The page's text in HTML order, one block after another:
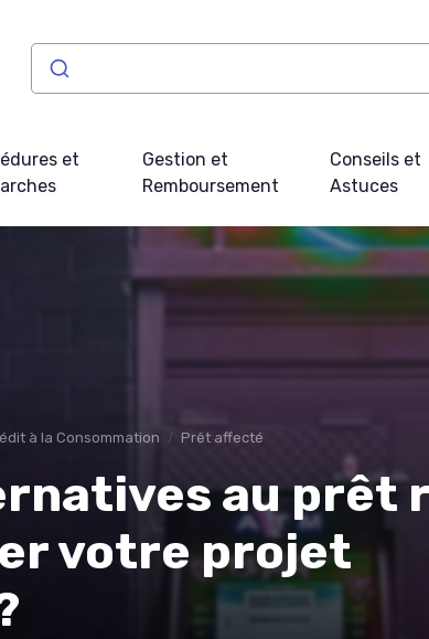
et
Gestion et
Remboursement
Conseils et
Astuces
à la Consommation Prêt affecté
au prêt
votre projet